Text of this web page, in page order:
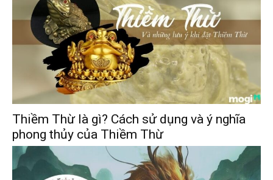
Thiềm Thừ là gì? Cách sử dụng và ý nghĩa
phong thủy của Thiềm Thừ